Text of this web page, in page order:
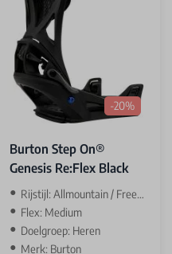
-20%
Burton Step On®
Genesis Re:Flex Black
Rijstijl: Allmountain / Freestyle
Flex: Medium
Doelgroep: Heren
Merk: Burton